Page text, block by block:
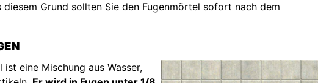
diesem Grund sollten Sie den Fugenmörtel sofort nach dem
eine Mischung aus Wasser,